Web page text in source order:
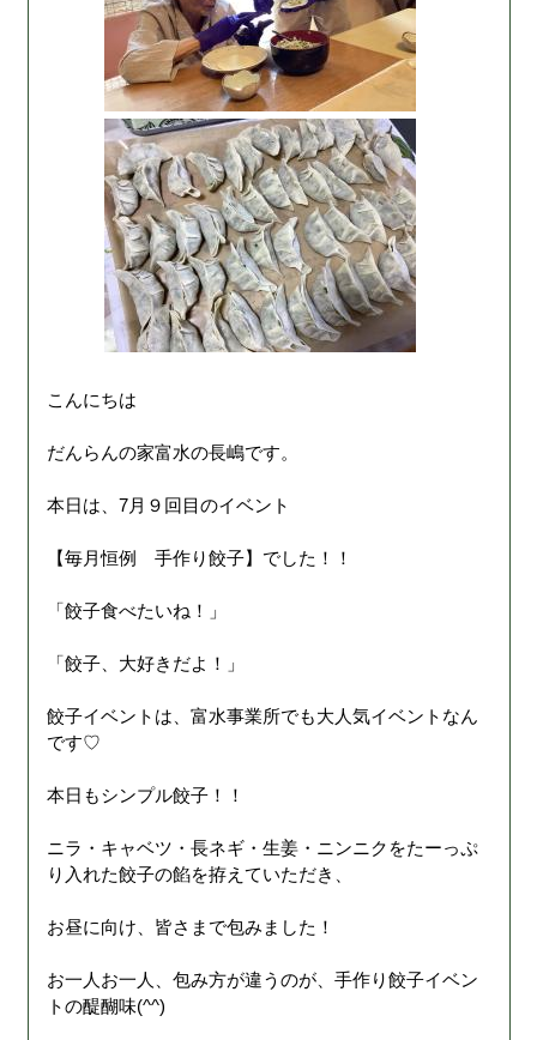
こんにちは
だんらんの家富水の長嶋です。
本日は、7月９回目のイベント
【毎月恒例 手作り餃子】でした！！
「餃子食べたいね！」
「餃子、大好きだよ！」
餃子イベントは、富水事業所でも大人気イベントなん
です♡
本日もシンプル餃子！！
ニラ・キャベツ・長ネギ・生姜・ニンニクをたーっぷ
り入れた餃子の餡を拵えていただき、
お昼に向け、皆さまで包みました！
お一人お一人、包み方が違うのが、手作り餃子イベン
トの醍醐味(^^)